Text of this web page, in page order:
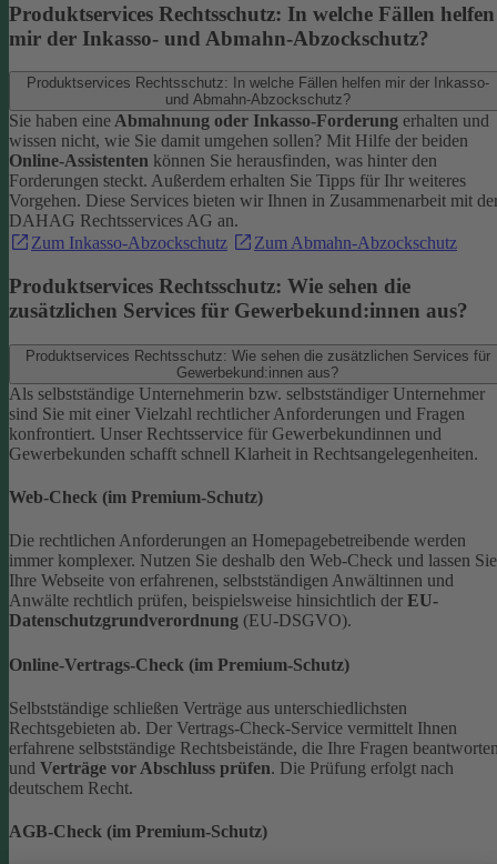
Produktservices Rechtsschutz: In welche Fällen helfen
mir der Inkasso- und Abmahn-Abzockschutz?
Produktservices Rechtsschutz: In welche Fällen helfen mir der Inkasso-
und Abmahn-Abzockschutz?
Sie haben eineAbmahnung oder Inkasso-Forderung erhalten und
wissen nicht, wie Sie damit umgehen sollen? Mit Hilfe der beiden
Online-Assistenten können Sie herausfinden, was hinter den
Forderungen steckt. Außerdem erhalten Sie Tipps für Ihr weiteres
Vorgehen. Diese Services bieten wir Ihnen in Zusammenarbeit mit
DAHAG Rechtsservices AG an.
Zum Inkasso-Abzockschutz
Zum Abmahn-Abzockschutz
Produktservices Rechtsschutz: Wie sehen die
zusätzlichen Services für Gewerbekund:innen aus?
Produktservices Rechtsschutz: Wie sehen die zusätzlichen Services für
Gewerbekund:innen aus?
Als selbstständige Unternehmerin bzw. selbstständiger Unternehmer
sind Sie mit einer Vielzahl rechtlicher Anforderungen und Fragen
konfrontiert. Unser Rechtsservice für Gewerbekundinnen und
Gewerbekunden schafft schnell Klarheit in Rechtsangelegenheiten.
Web-Check (im Premium-Schutz)
Die rechtlichen Anforderungen an Homepagebetreibende werden
immer komplexer. Nutzen Sie deshalb den Web-Check und lassen Sie
Ihre Webseite von erfahrenen, selbstständigen Anwältinnen und
Anwälte rechtlich prüfen, beispielsweise hinsichtlich der EU-
Datenschutzgrundverordnung (EU-DSGVO).
Online-Vertrags-Check (im Premium-Schutz)
Selbstständige schließen Verträge aus unterschiedlichsten
Rechtsgebieten ab. Der Vertrags-Check-Service vermittelt Ihnen
erfahrene selbstständige Rechtsbeistände, die Ihre Fragen
und Verträge vor Abschluss prüfen. Die Prüfung erfolgt nach
deutschem Recht.
AGB-Check (im Premium-Schutz)